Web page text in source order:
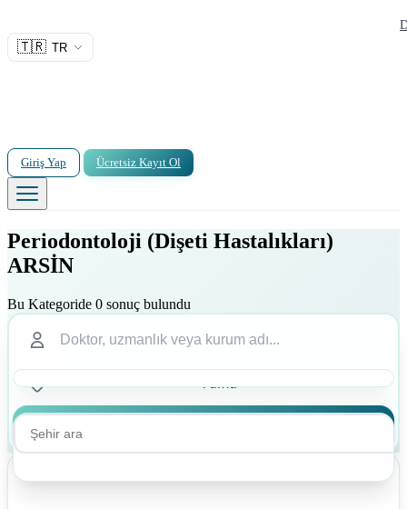
🇹🇷 TR
Giriş Yap Ücretsiz Kayıt Ol
Periodontoloji (Dişeti Hastalıkları)
ARSİN
Bu Kategoride 0 sonuç bulundu